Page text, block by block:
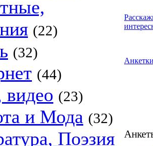
(22)
(32)
(44)
(23)
и Мода (32)
Поэзия